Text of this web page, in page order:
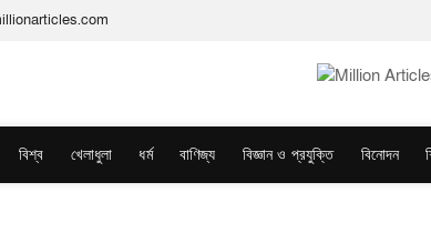
বিশ্ব খেলাধুলা ধর্ম বাণিজ্য বিজ্ঞান ও প্রযুক্তি বিনোদন